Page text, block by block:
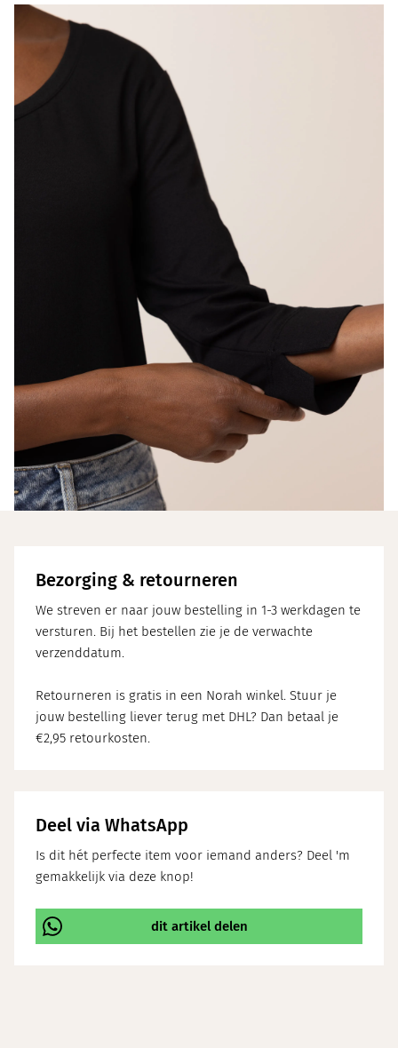
Mouwlengte
Artikelnummer
217372-001
Bezorging & retourneren
We streven er naar jouw bestelling in 1-3 werkdagen te
versturen. Bij het bestellen zie je de verwachte
verzenddatum.
Retourneren is gratis in een Norah winkel. Stuur je
jouw bestelling liever terug met DHL? Dan betaal je
€2,95 retourkosten.
Deel via WhatsApp
Is dit hét perfecte item voor iemand anders? Deel 'm
gemakkelijk via deze knop!
dit artikel delen